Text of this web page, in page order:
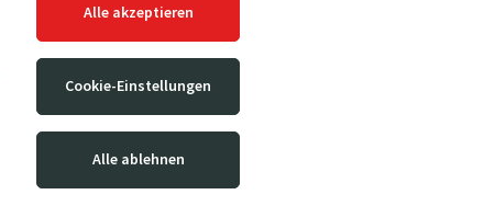
Alle akzeptieren
Cookie-Einstellungen
Alle ablehnen